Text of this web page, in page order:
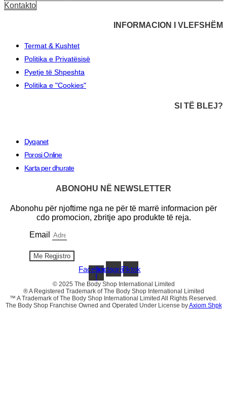
Kontakto
INFORMACION I VLEFSHËM
Termat & Kushtet
Politika e Privatësisë
Pyetje të Shpeshta
Politika e "Cookies"
SI TË BLEJ?
Dyqanet
Porosi Online
Karta per dhurate
ABONOHU NË NEWSLETTER
Abonohu për njoftime nga ne për të marrë informacion për
cdo promocion, zbritje apo produkte të reja.
Email
Me Regjistro
Facebook-
f
InstagramTiktok
© 2025 The Body Shop International Limited
® A Registered Trademark of The Body Shop International Limited
™ A Trademark of The Body Shop International Limited All Rights Reserved.
The Body Shop Franchise Owned and Operated Under License byAxiom Shpk